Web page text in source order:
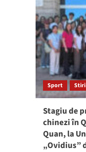
Sport Stiri
Stagiu de
chinezi în
Quan, la
„Ovidius”